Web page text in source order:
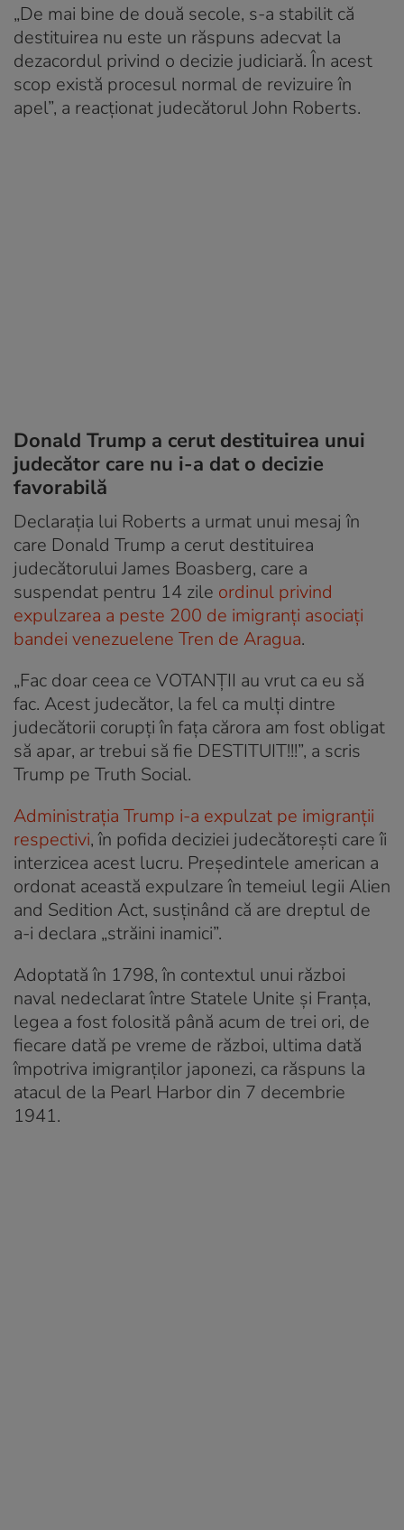
„De mai bine de două secole, s-a stabilit că
destituirea nu este un răspuns adecvat la
dezacordul privind o decizie judiciară. În acest
scop există procesul normal de revizuire în
apel”, a reacționat judecătorul John Roberts.
Donald Trump a cerut destituirea unui
judecător care nu i-a dat o decizie
favorabilă
Declaraţia lui Roberts a urmat unui mesaj în
care Donald Trump a cerut destituirea
judecătorului James Boasberg, care a
suspendat pentru 14 zile ordinul privind
expulzarea a peste 200 de imigranți asociați
bandei venezuelene Tren de Aragua.
„Fac doar ceea ce VOTANŢII au vrut ca eu să
fac. Acest judecător, la fel ca mulţi dintre
judecătorii corupţi în faţa cărora am fost obligat
să apar, ar trebui să fie DESTITUIT!!!”, a scris
Trump pe Truth Social.
Administrația Trump i-a expulzat pe imigranții
respectivi, în pofida deciziei judecătorești care îi
interzicea acest lucru. Președintele american a
ordonat această expulzare în temeiul legii Alien
and Sedition Act, susţinând că are dreptul de
a-i declara „străini inamici”.
Adoptată în 1798, în contextul unui război
naval nedeclarat între Statele Unite și Franța,
legea a fost folosită până acum de trei ori, de
fiecare dată pe vreme de război, ultima dată
împotriva imigranților japonezi, ca răspuns la
atacul de la Pearl Harbor din 7 decembrie
1941.